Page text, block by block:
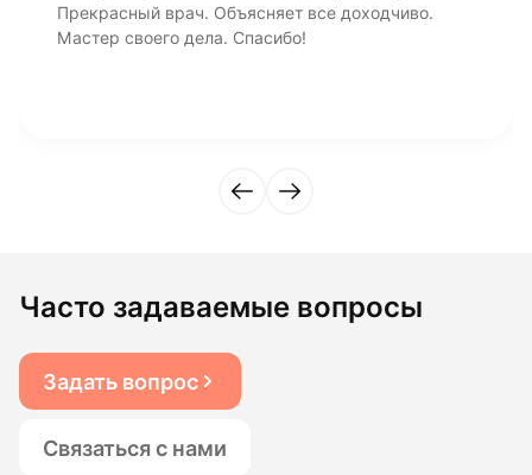
Прекрасный врач. Объясняет все доходчиво.
Мастер своего дела. Спасибо!
Часто задаваемые вопросы
Задать вопрос
Связаться с нами